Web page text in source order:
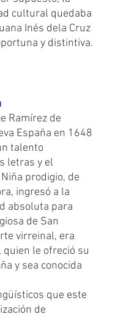
cultural quedaba
Inés dela Cruz
y distintiva.
España en 1648
talento
letras y el
prodigio, de
ingresó a la
absoluta para
de San
virreinal, era
le ofreció su
y sea conocida
que este
de